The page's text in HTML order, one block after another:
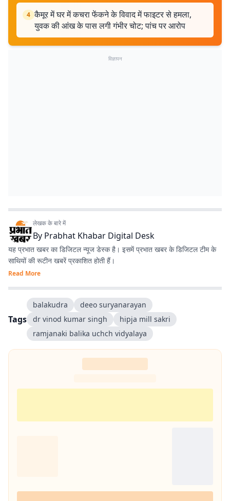
4 कैमूर में घर में कचरा फेंकने के विवाद में फाइटर से हमला,
युवक की आंख के पास लगी गंभीर चोट; पांच पर आरोप
विज्ञापन
लेखक के बारे में
By Prabhat Khabar Digital Desk
यह प्रभात खबर का डिजिटल न्यूज डेस्क है। इसमें प्रभात खबर के डिजिटल टीम के
साथियों की रूटीन खबरें प्रकाशित होती हैं।
Read More
Tags
balakudra
deeo suryanarayan
dr vinod kumar singh
hipja mill sakri
ramjanaki balika uchch vidyalaya